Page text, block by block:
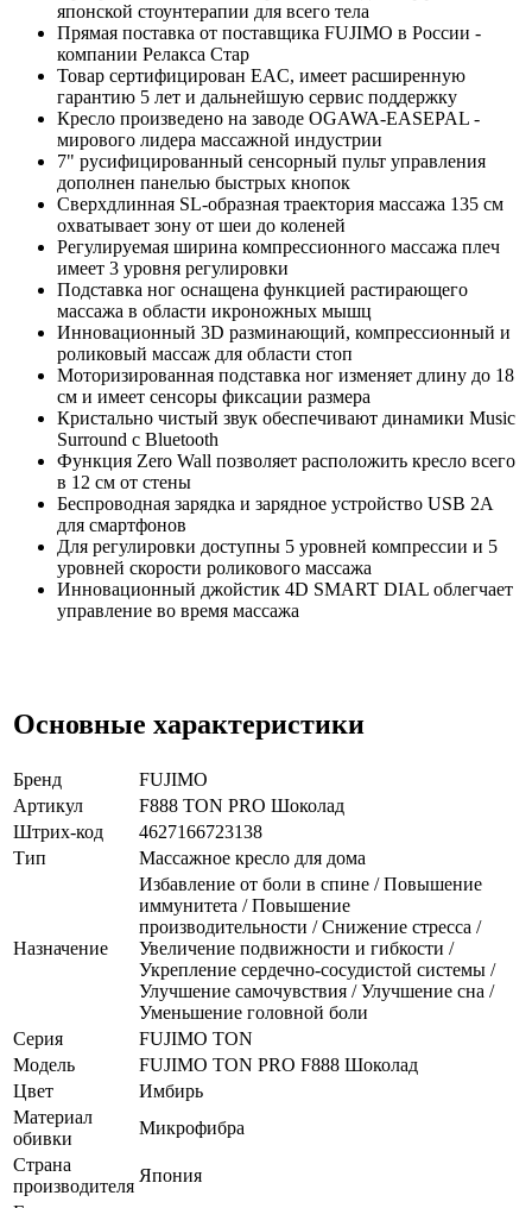
японской стоунтерапии для всего тела
Прямая поставка от поставщика FUJIMO в России -
компании Релакса Стар
Товар сертифицирован EAC, имеет расширенную
гарантию 5 лет и дальнейшую сервис поддержку
Кресло произведено на заводе OGAWA-EASEPAL -
мирового лидера массажной индустрии
7" русифицированный сенсорный пульт управления
дополнен панелью быстрых кнопок
Сверхдлинная SL-образная траектория массажа 135 см
охватывает зону от шеи до коленей
Регулируемая ширина компрессионного массажа плеч
имеет 3 уровня регулировки
Подставка ног оснащена функцией растирающего
массажа в области икроножных мышц
Инновационный 3D разминающий, компрессионный и
роликовый массаж для области стоп
Моторизированная подставка ног изменяет длину до 18
см и имеет сенсоры фиксации размера
Кристально чистый звук обеспечивают динамики Music
Surround с Bluetooth
Функция Zero Wall позволяет расположить кресло всего
в 12 см от стены
Беспроводная зарядка и зарядное устройство USB 2А
для смартфонов
Для регулировки доступны 5 уровней компрессии и 5
уровней скорости роликового массажа
Инновационный джойстик 4D SMART DIAL облегчает
управление во время массажа
Основные характеристики
Бренд
FUJIMO
Артикул
F888 TON PRO Шоколад
Штрих-код
4627166723138
Тип
Массажное кресло для дома
Назначение
Избавление от боли в спине / Повышение
иммунитета / Повышение
производительности / Снижение стресса /
Увеличение подвижности и гибкости /
Укрепление сердечно-сосудистой системы /
Улучшение самочувствия / Улучшение сна /
Уменьшение головной боли
Серия
FUJIMO TON
Модель
FUJIMO TON PRO F888 Шоколад
Цвет
Имбирь
Материал
обивки
Микрофибра
Страна
производителя
Япония